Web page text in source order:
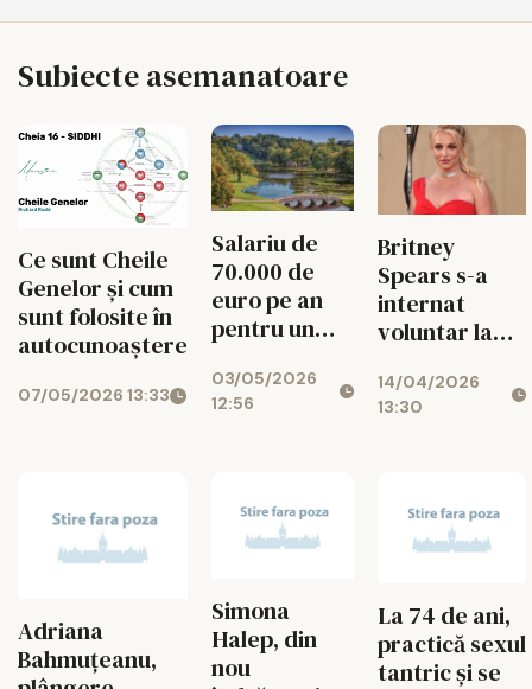
Subiecte asemanatoare
Ce sunt Cheile
Genelor și cum
sunt folosite în
autocunoaștere
07/05/2026 13:33
Salariu de
70.000 de
euro pe an
pentru un
câini
03/05/2026
12:56
Britney
Spears s-a
internat
voluntar la
după
arestarea din
14/04/2026
13:30
Adriana
Bahmuțeanu,
Simona
Halep, din
nou
La 74 de ani,
practică sexul
tantric și se